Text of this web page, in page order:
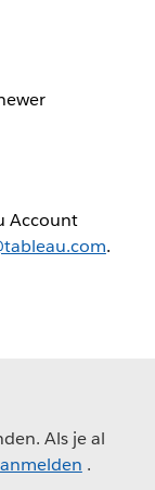
Account
.
Als je al
.